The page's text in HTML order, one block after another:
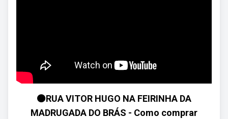
🟠RUA VITOR HUGO NA FEIRINHA DA
MADRUGADA DO BRÁS - Como comprar